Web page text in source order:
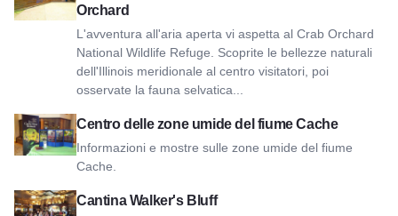
Orchard
L'avventura all'aria aperta vi aspetta al Crab Orchard
National Wildlife Refuge. Scoprite le bellezze naturali
dell'Illinois meridionale al centro visitatori, poi
osservate la fauna selvatica...
Centro delle zone umide del fiume Cache
Informazioni e mostre sulle zone umide del fiume
Cache.
Visualizza il Centro per le zone umide del fiume Cache
Cantina Walker's Bluff
Visualizza l'azienda vinicola Walker's Bluff